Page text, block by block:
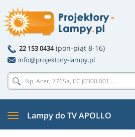
22 153 0434 (pon-piąt 8-16)
info@projektory-lampy.pl
Lampy do TV APOLLO